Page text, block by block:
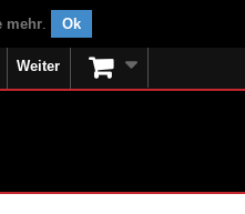
mehr. Ok
Weiter